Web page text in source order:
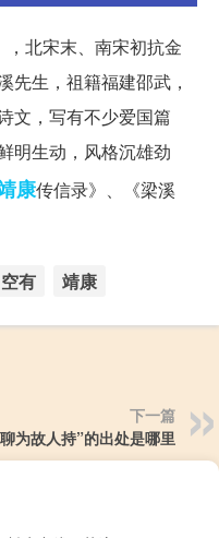
北宋末、南宋初抗金
先生，祖籍福建邵武，
文，写有不少爱国篇
明生动，风格沉雄劲
康传信录》、《梁溪
空有 靖康
下一篇
为故人持”的出处是哪里